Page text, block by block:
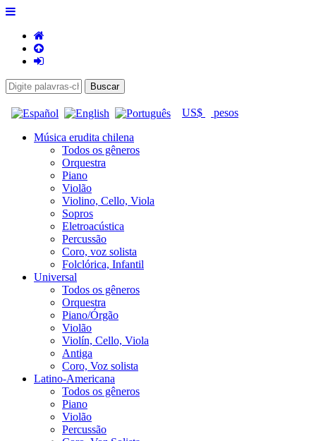
US$ pesos
Música erudita chilena
Todos os gêneros
Orquestra
Piano
Violão
Violino, Cello, Viola
Sopros
Eletroacústica
Percussão
Coro, voz solista
Folclórica, Infantil
Universal
Todos os gêneros
Orquestra
Piano/Órgão
Violão
Violín, Cello, Viola
Antiga
Coro, Voz solista
Latino-Americana
Todos os gêneros
Piano
Violão
Percussão